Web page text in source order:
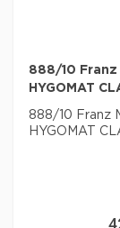
888/10 Franz
HYGOMAT
888/10 Franz
HYGOMAT